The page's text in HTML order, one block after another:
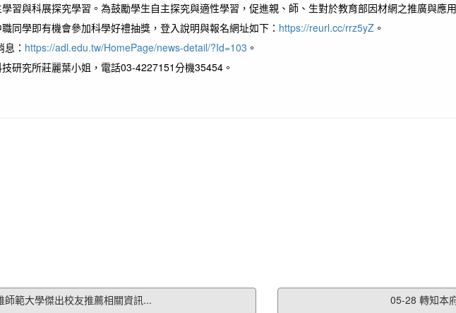
習與科展探究學習。為鼓勵學生自主探究與適性學習，促進親、師、生對於教育部因材網之推廣與應
同學即有機會參加科學好禮抽獎，登入說明與報名網址如下： https://reurl.cc/rrz5yZ 。
： https://adl.edu.tw/HomePage/news-detail/?Id=103 。
研究所莊麗葉小姐，電話03-4227151分機35454。
範大學傑出校友推薦相關資訊... 05-28 轉知本